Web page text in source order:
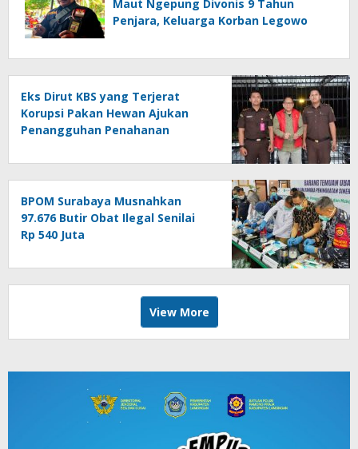
Maut Ngepung Divonis 9 Tahun
Penjara, Keluarga Korban Legowo
Eks Dirut KBS yang Terjerat
Korupsi Pakan Hewan Ajukan
Penangguhan Penahanan
BPOM Surabaya Musnahkan
97.676 Butir Obat Ilegal Senilai
Rp 540 Juta
View More